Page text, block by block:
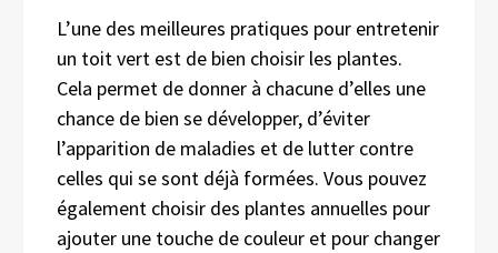
L’une des meilleures pratiques pour entretenir
un toit vert est de bien choisir les plantes.
Cela permet de donner à chacune d’elles une
chance de bien se développer, d’éviter
l’apparition de maladies et de lutter contre
celles qui se sont déjà formées. Vous pouvez
également choisir des plantes annuelles pour
ajouter une touche de couleur et pour changer